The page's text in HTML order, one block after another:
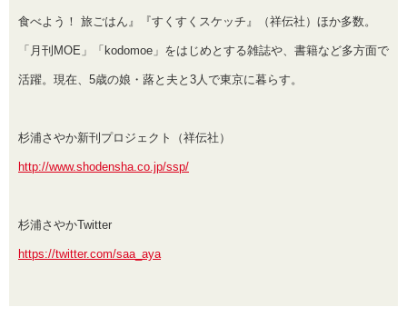
食べよう！ 旅ごはん』『すくすくスケッチ』（祥伝社）ほか多数。
「月刊MOE」「kodomoe」をはじめとする雑誌や、書籍など多方面で
活躍。現在、5歳の娘・蕗と夫と3人で東京に暮らす。
杉浦さやか新刊プロジェクト（祥伝社）
http://www.shodensha.co.jp/ssp/
杉浦さやかTwitter
https://twitter.com/saa_aya